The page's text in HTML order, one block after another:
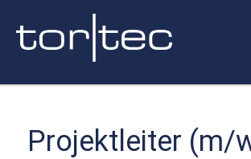
Projektleiter (m/